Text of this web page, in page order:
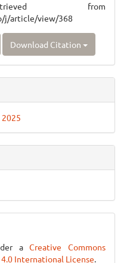
from
j/article/view/368
Download Citation
2025
aCreative Commons
International License.